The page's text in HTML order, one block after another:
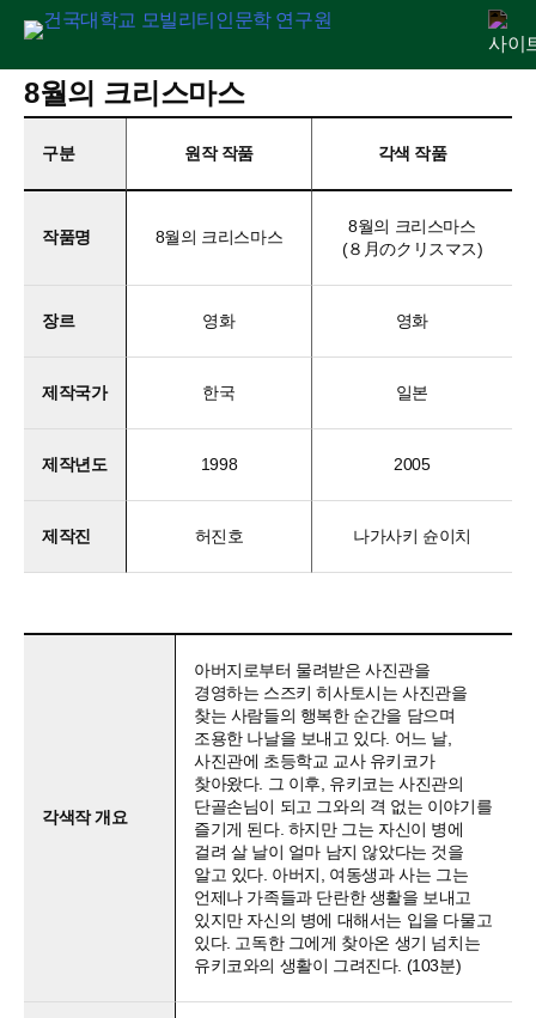
Skip
content
연구원 소개인문교양센터
아젠다
8월의 크리스마스
구분 원작 작품 각색 작품
작품명 8월의 크리스마스
8월의 크리스마스
(８月のクリスマス)
장르 영화 영화
제작국가 한국 일본
제작년도 1998 2005
제작진 허진호 나가사키 슌이치
각색작 개요
아버지로부터 물려받은 사진관을
경영하는 스즈키 히사토시는 사진관을
찾는 사람들의 행복한 순간을 담으며
조용한 나날을 보내고 있다. 어느 날,
사진관에 초등학교 교사 유키코가
찾아왔다. 그 이후, 유키코는 사진관의
단골손님이 되고 그와의 격 없는 이야기를
즐기게 된다. 하지만 그는 자신이 병에
걸려 살 날이 얼마 남지 않았다는 것을
알고 있다. 아버지, 여동생과 사는 그는
언제나 가족들과 단란한 생활을 보내고
있지만 자신의 병에 대해서는 입을 다물고
있다. 고독한 그에게 찾아온 생기 넘치는
유키코와의 생활이 그려진다. (103분)